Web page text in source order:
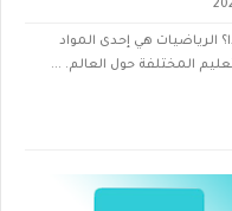
الرياضيات هي إحدى المواد
المختلفة حول العالم. ...